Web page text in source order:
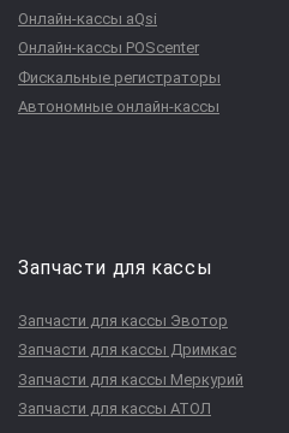
Онлайн-кассы aQsi
Онлайн-кассы POScenter
Фискальные регистраторы
Автономные онлайн-кассы
Запчасти для кассы
Запчасти для кассы Эвотор
Запчасти для кассы Дримкас
Запчасти для кассы Меркурий
Запчасти для кассы АТОЛ